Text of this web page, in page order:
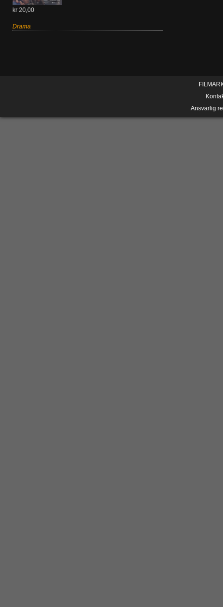
kr 20,00
Drama
Ansvarlig